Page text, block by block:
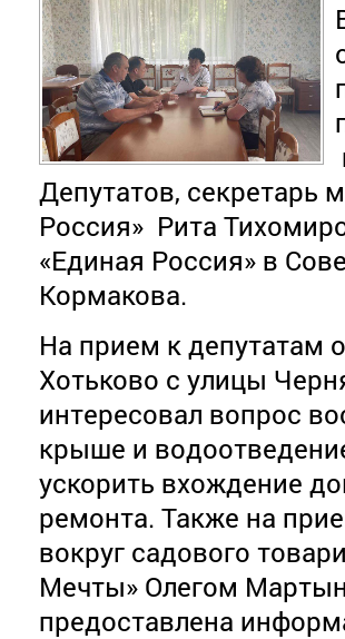
Депутатов, секретарь
Россия» Рита
«Единая Россия» в
Кормакова.
На прием к депутатам
Хотьково с улицы
интересовал вопрос
крыше и
ускорить вхождение
ремонта. Также на
вокруг садового
Мечты» Олегом
предоставлена